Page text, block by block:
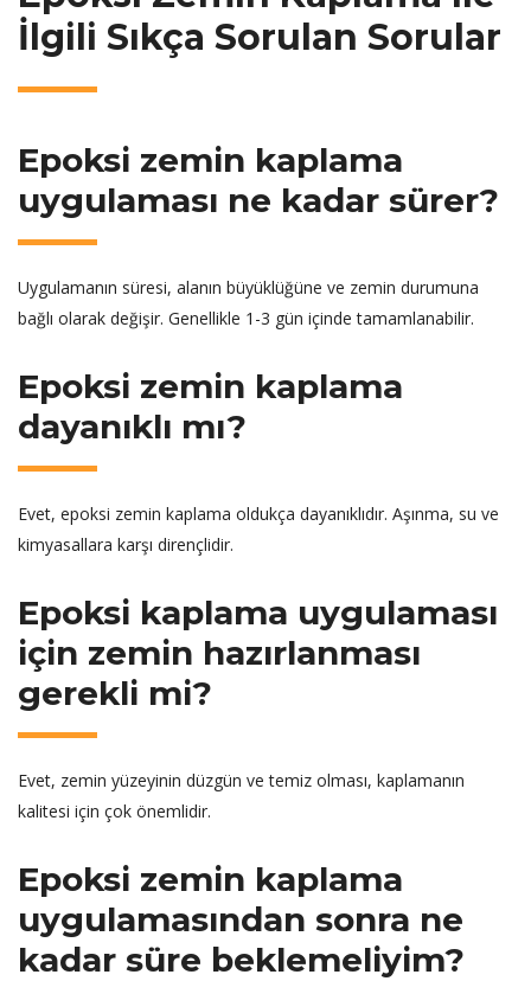
İlgili Sıkça Sorulan Sorular
Epoksi zemin kaplama
uygulaması ne kadar sürer?
Uygulamanın süresi, alanın büyüklüğüne ve zemin durumuna
bağlı olarak değişir. Genellikle 1-3 gün içinde tamamlanabilir.
Epoksi zemin kaplama
dayanıklı mı?
Evet, epoksi zemin kaplama oldukça dayanıklıdır. Aşınma, su ve
kimyasallara karşı dirençlidir.
Epoksi kaplama uygulaması
için zemin hazırlanması
gerekli mi?
Evet, zemin yüzeyinin düzgün ve temiz olması, kaplamanın
kalitesi için çok önemlidir.
Epoksi zemin kaplama
uygulamasından sonra ne
kadar süre beklemeliyim?